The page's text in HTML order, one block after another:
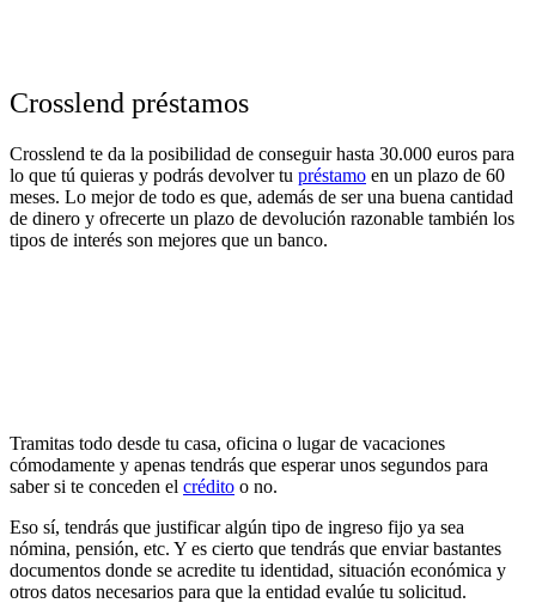
Crosslend préstamos
Crosslend te da la posibilidad de conseguir hasta 30.000 euros para
lo que tú quieras y podrás devolver tu préstamo en un plazo de 60
meses. Lo mejor de todo es que, además de ser una buena cantidad
de dinero y ofrecerte un plazo de devolución razonable también los
tipos de interés son mejores que un banco.
Tramitas todo desde tu casa, oficina o lugar de vacaciones
cómodamente y apenas tendrás que esperar unos segundos para
saber si te conceden el crédito o no.
Eso sí, tendrás que justificar algún tipo de ingreso fijo ya sea
nómina, pensión, etc. Y es cierto que tendrás que enviar bastantes
documentos donde se acredite tu identidad, situación económica y
otros datos necesarios para que la entidad evalúe tu solicitud.